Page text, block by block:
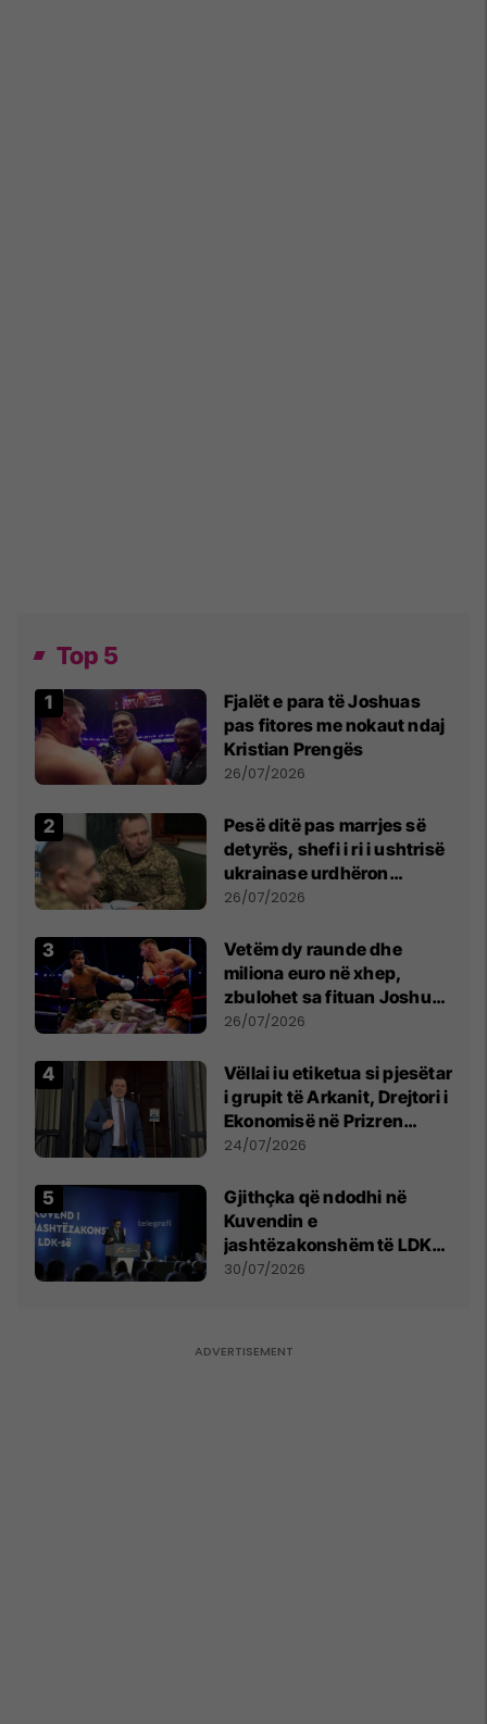
Top 5
Fjalët e para të Joshuas
pas fitores me nokaut ndaj
Kristian Prengës
26/07/2026
Pesë ditë pas marrjes së
detyrës, shefi i ri i ushtrisë
ukrainase urdhëron
kontroll të madh
26/07/2026
Vetëm dy raunde dhe
miliona euro në xhep,
zbulohet sa fituan Joshua
e Prenga
26/07/2026
Vëllai iu etiketua si pjesëtar
i grupit të Arkanit, Drejtori i
Ekonomisë në Prizren
mohon pretendimet
24/07/2026
Gjithçka që ndodhi në
Kuvendin e
jashtëzakonshëm të LDK-
së
30/07/2026